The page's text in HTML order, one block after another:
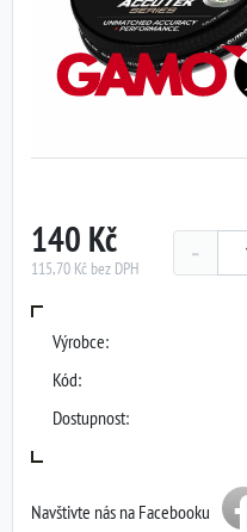
140 Kč
115,70 Kč bez DPH
-
Výrobce:
Kód:
Dostupnost:
Navštivte nás na Facebooku